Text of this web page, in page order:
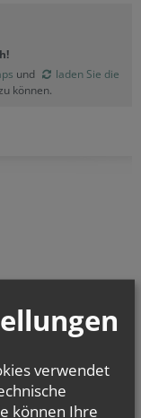
und
laden Sie die
können.
verwendet
können Ihre